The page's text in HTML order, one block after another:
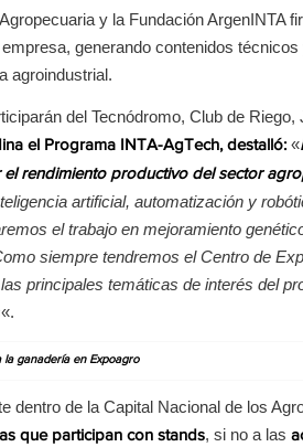
y la Fundación ArgenINTA
generando contenidos
agroindustrial.
del Tecnódromo, Club de
el Programa INTA-AgTech, destalló: «
rendimiento productivo del sector
artificial, automatización y
el trabajo en mejoramiento
siempre tendremos el Centro de
principales temáticas de interés del
«.
la ganadería en Expoagro
dentro de la Capital Nacional de los
que participan con stands, si no a las